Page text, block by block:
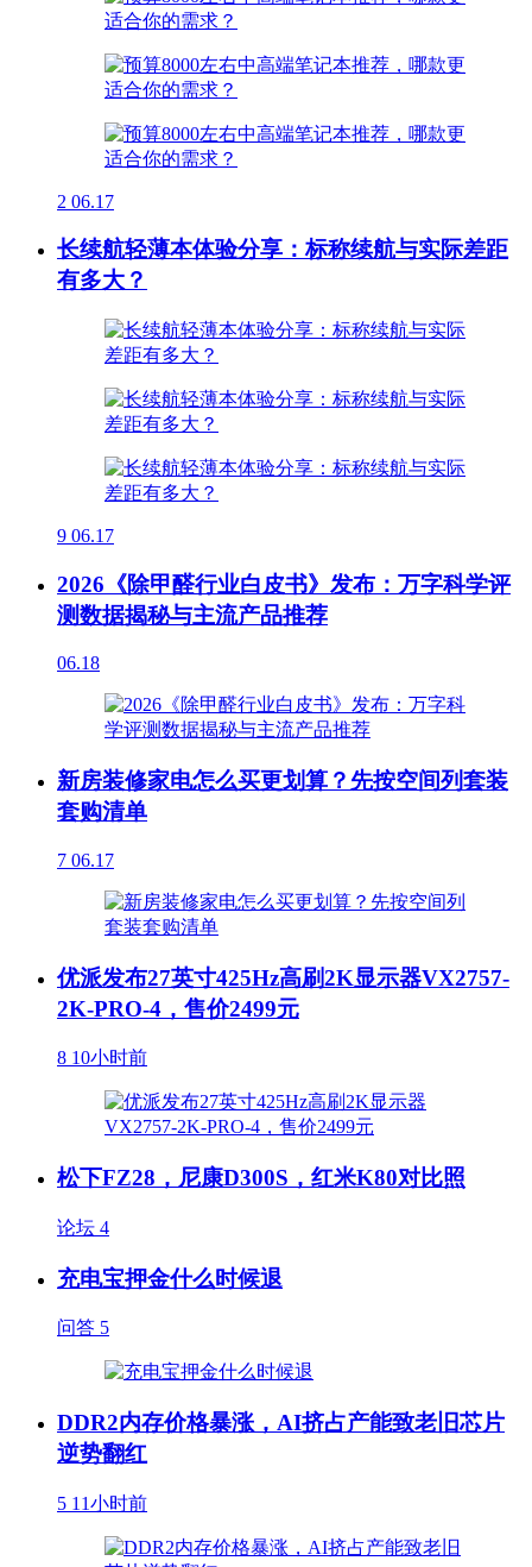
2 06.17
长续航轻薄本体验分享：标称续航与实际差距
有多大？
9 06.17
2026《除甲醛行业白皮书》发布：万字科学评
测数据揭秘与主流产品推荐
06.18
新房装修家电怎么买更划算？先按空间列套装
套购清单
7 06.17
优派发布27英寸425Hz高刷2K显示器VX2757-
2K-PRO-4，售价2499元
8 10小时前
松下FZ28，尼康D300S，红米K80对比照
论坛 4
充电宝押金什么时候退
问答 5
DDR2内存价格暴涨，AI挤占产能致老旧芯片
逆势翻红
5 11小时前